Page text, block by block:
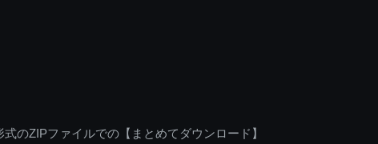
のZIPファイルでの【まとめてダウンロード】